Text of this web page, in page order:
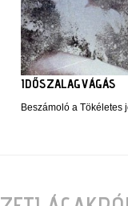
IDŐSZALAGVÁGÁS
Beszámoló a Tökéletes